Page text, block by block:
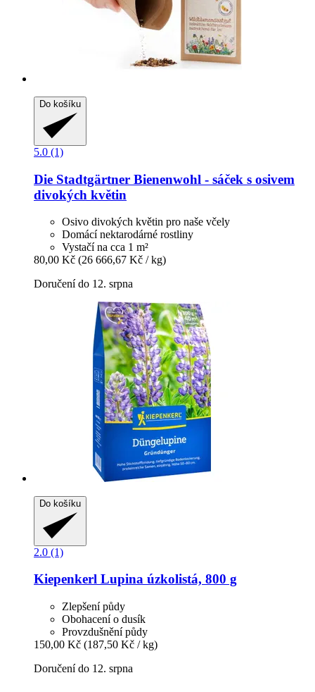
Do košíku
5.0 (1)
Die Stadtgärtner Bienenwohl -​ sáček s osivem
divokých květin
Osivo divokých květin pro naše včely
Domácí nektarodárné rostliny
Vystačí na cca 1 m²
80,00 Kč (26 666,67 Kč / kg)
Doručení do 12. srpna
Do košíku
2.0 (1)
Kiepenkerl Lupina úzkolistá, 800 g
Zlepšení půdy
Obohacení o dusík
Provzdušnění půdy
150,00 Kč (187,50 Kč / kg)
Doručení do 12. srpna